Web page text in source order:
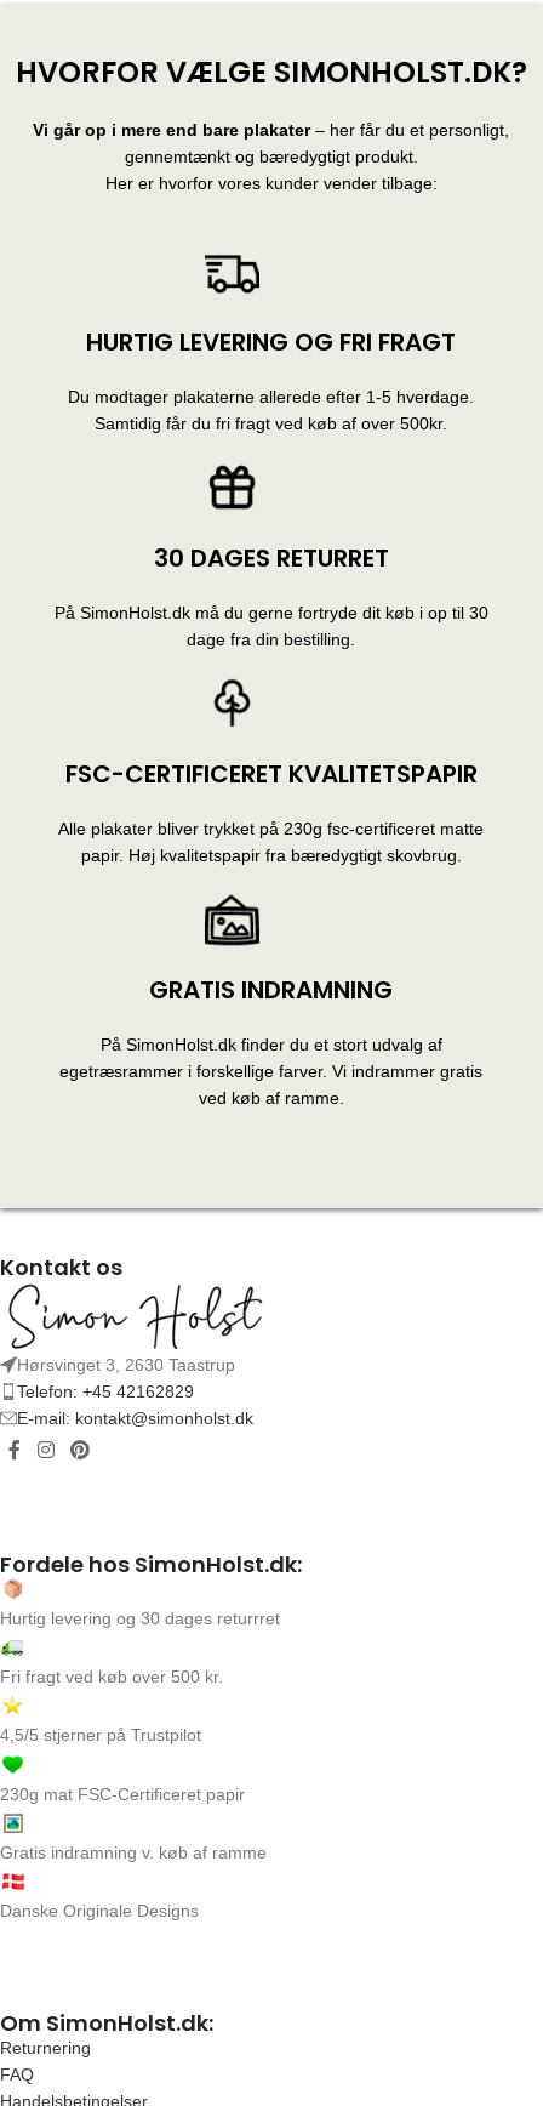
HVORFOR VÆLGE SIMONHOLST.DK?
Vi går op i mere end bare plakater– her får du et personligt,
gennemtænkt og bæredygtigt produkt.
Her er hvorfor vores kunder vender tilbage:
HURTIG LEVERING OG FRI FRAGT
Du modtager plakaterne allerede efter 1-5 hverdage.
Samtidig får du fri fragt ved køb af over 500kr.
30 DAGES RETURRET
På SimonHolst.dk må du gerne fortryde dit køb i op til 30
dage fra din bestilling.
FSC-CERTIFICERET KVALITETSPAPIR
Alle plakater bliver trykket på 230g fsc-certificeret matte
papir. Høj kvalitetspapir fra bæredygtigt skovbrug.
GRATIS INDRAMNING
På SimonHolst.dk finder du et stort udvalg af
egetræsrammer i forskellige farver. Vi indrammer gratis
ved køb af ramme.
Kontakt os
Hørsvinget 3, 2630 Taastrup
Telefon: +45 42162829
E-mail: kontakt@simonholst.dk
Fordele hos SimonHolst.dk:
Hurtig levering og 30 dages returrret
Fri fragt ved køb over 500 kr.
4,5/5 stjerner på Trustpilot
230g mat FSC-Certificeret papir
Gratis indramning v. køb af ramme
Danske Originale Designs
Om SimonHolst.dk:
Returnering
FAQ
Handelsbetingelser